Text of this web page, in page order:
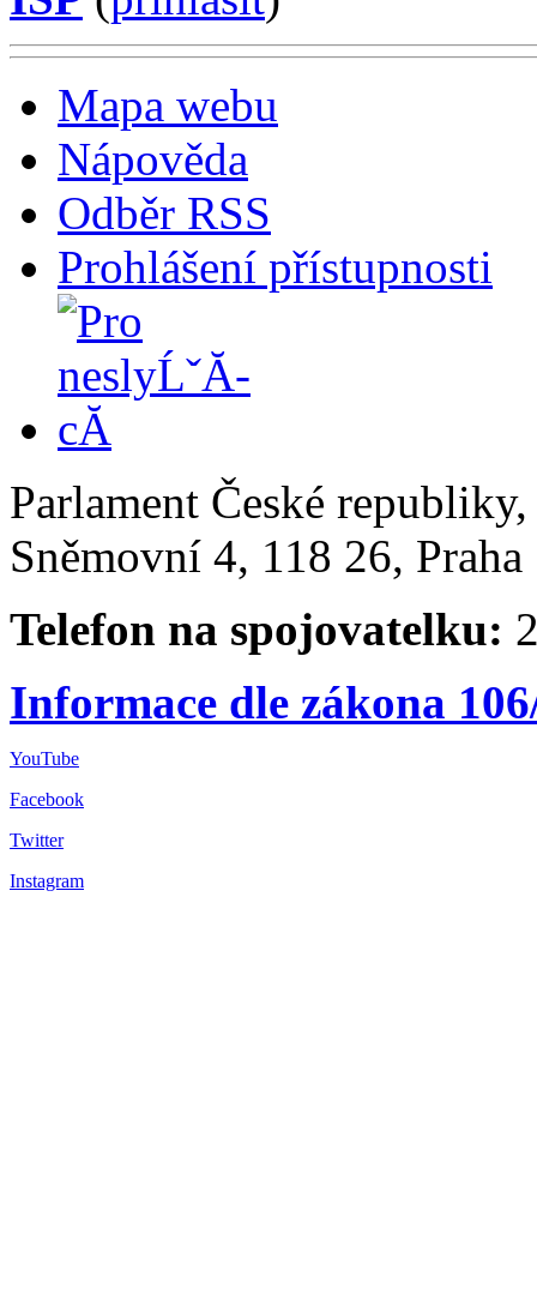
Mapa webu
Nápověda
Odběr RSS
Prohlášení přístupnosti
Parlament České
Sněmovní 4, 118 26,
Telefon na spojovatelku:
Informace dle zákona
YouTube
Facebook
Twitter
Instagram